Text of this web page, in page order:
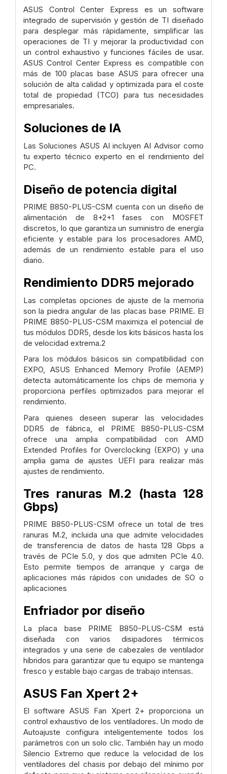
ASUS Control Center Express es un software
integrado de supervisión y gestión de TI diseñado
para desplegar más rápidamente, simplificar las
operaciones de TI y mejorar la productividad con
un control exhaustivo y funciones fáciles de usar.
ASUS Control Center Express es compatible con
más de 100 placas base ASUS para ofrecer una
solución de alta calidad y optimizada para el coste
total de propiedad (TCO) para tus necesidades
empresariales.
Soluciones de IA
Las Soluciones ASUS AI incluyen AI Advisor como
tu experto técnico experto en el rendimiento del
PC.
Diseño de potencia digital
PRIME B850-PLUS-CSM cuenta con un diseño de
alimentación de 8+2+1 fases con MOSFET
discretos, lo que garantiza un suministro de energía
eficiente y estable para los procesadores AMD,
además de un rendimiento estable para el uso
diario.
Rendimiento DDR5 mejorado
Las completas opciones de ajuste de la memoria
son la piedra angular de las placas base PRIME. El
PRIME B850-PLUS-CSM maximiza el potencial de
tus módulos DDR5, desde los kits básicos hasta los
de velocidad extrema.2
Para los módulos básicos sin compatibilidad con
EXPO, ASUS Enhanced Memory Profile (AEMP)
detecta automáticamente los chips de memoria y
proporciona perfiles optimizados para mejorar el
rendimiento.
Para quienes deseen superar las velocidades
DDR5 de fábrica, el PRIME B850-PLUS-CSM
ofrece una amplia compatibilidad con AMD
Extended Profiles for Overclocking (EXPO) y una
amplia gama de ajustes UEFI para realizar más
ajustes de rendimiento.
Tres ranuras M.2 (hasta 128
Gbps)
PRIME B850-PLUS-CSM ofrece un total de tres
ranuras M.2, incluida una que admite velocidades
de transferencia de datos de hasta 128 Gbps a
través de PCIe 5.0, y dos que admiten PCIe 4.0.
Esto permite tiempos de arranque y carga de
aplicaciones más rápidos con unidades de SO o
aplicaciones
Enfriador por diseño
La placa base PRIME B850-PLUS-CSM está
diseñada con varios disipadores térmicos
integrados y una serie de cabezales de ventilador
híbridos para garantizar que tu equipo se mantenga
fresco y estable bajo cargas de trabajo intensas.
ASUS Fan Xpert 2+
El software ASUS Fan Xpert 2+ proporciona un
control exhaustivo de los ventiladores. Un modo de
Autoajuste configura inteligentemente todos los
parámetros con un solo clic. También hay un modo
Silencio Extremo que reduce la velocidad de los
ventiladores del chasis por debajo del mínimo por